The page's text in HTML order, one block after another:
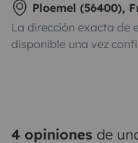
Ploemel (56400),
La dirección exacta de
disponible una vez
4 opiniones de